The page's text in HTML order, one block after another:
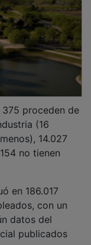
(16
14.027
no tienen
con un
datos del
publicados